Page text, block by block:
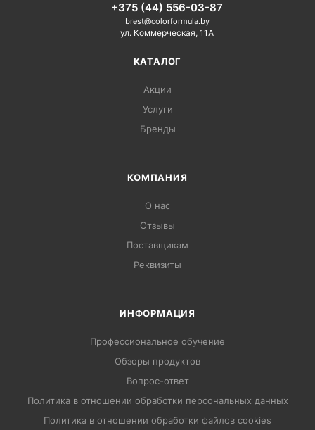
+375 (44) 556-03-87
brest@colorformula.by
ул. Коммерческая, 11А
КАТАЛОГ
Акции
Услуги
Бренды
КОМПАНИЯ
О нас
Отзывы
Поставщикам
Реквизиты
ИНФОРМАЦИЯ
Профессиональное обучение
Обзоры продуктов
Вопрос-ответ
Политика в отношении обработки персональных данных
Политика в отношении обработки файлов cookies